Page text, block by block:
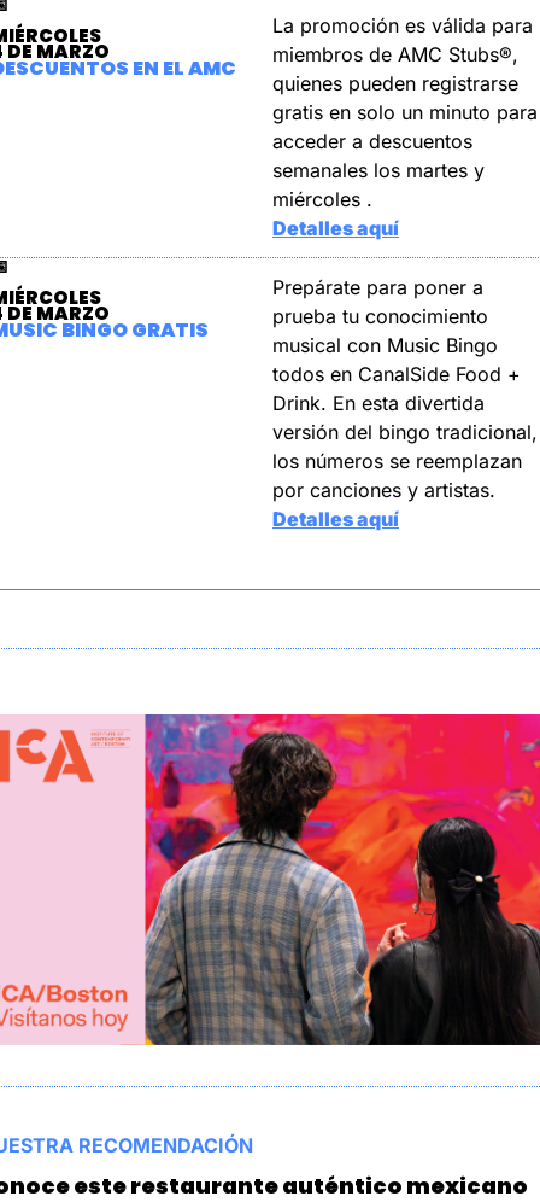
DE MARZO
EN EL AMC
La promoción es válida para
miembros de AMC Stubs®,
quienes pueden registrarse
gratis en solo un minuto para
acceder a descuentos
semanales los martes y
miércoles .
Detalles aquí
DE MARZO
BINGO GRATIS
Prepárate para poner a
prueba tu conocimiento
musical con Music Bingo
todos en CanalSide Food +
Drink. En esta divertida
versión del bingo tradicional,
los números se reemplazan
por canciones y artistas.
Detalles aquí
RECOMENDACIÓN
este restaurante auténtico mexicano